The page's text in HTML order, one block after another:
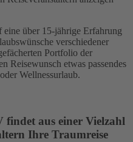
über 15-jährige Erfahrung
verschiedener
Portfolio der
Reisewunsch etwas passendes
Wellnessurlaub.
findet aus einer Vielzahl
Ihre Traumreise